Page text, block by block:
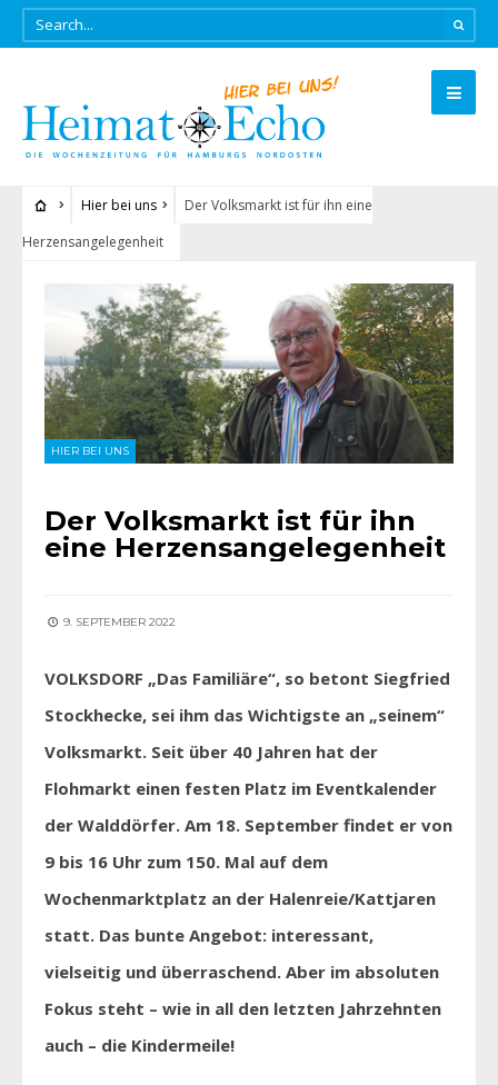
Hier bei uns
Der Volksmarkt ist für ihn eine
Herzensangelegenheit
HIER BEI UNS
Der Volksmarkt ist für ihn
eine Herzensangelegenheit
9. SEPTEMBER 2022
VOLKSDORF „Das Familiäre“, so betont Siegfried
Stockhecke, sei ihm das Wichtigste an „seinem“
Volksmarkt. Seit über 40 Jahren hat der
Flohmarkt einen festen Platz im Eventkalender
der Walddörfer. Am 18. September findet er von
9 bis 16 Uhr zum 150. Mal auf dem
Wochenmarktplatz an der Halenreie/Kattjaren
statt. Das bunte Angebot: interessant,
vielseitig und überraschend. Aber im absoluten
Fokus steht – wie in all den letzten Jahrzehnten
auch – die Kindermeile!